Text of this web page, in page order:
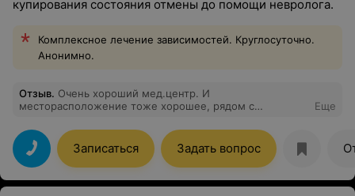
купирования состояния отмены до помощи невролога.
Комплексное лечение зависимостей. Круглосуточно.
Анонимно.
Отзыв. Очень хороший мед.центр. И
месторасположение тоже хорошее, рядом с
плохое занятие. А вообще лучше не пить.
Еще
Записаться Задать вопрос